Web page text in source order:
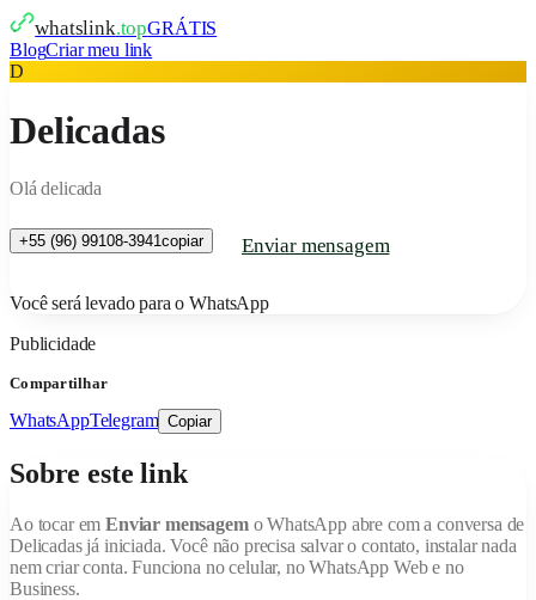
whatslink.topGRÁTIS
BlogCriar meu link
D
Delicadas
Olá delicada
+55 (96) 99108-3941copiar Enviar mensagem
Você será levado para o WhatsApp
Publicidade
Compartilhar
WhatsAppTelegram Copiar
Sobre este link
Ao tocar emEnviar mensagem o WhatsApp abre com a conversa de
Delicadasjá iniciada. Você não precisa salvar o contato, instalar nada
nem criar conta. Funciona no celular, no WhatsApp Web e no
Business.